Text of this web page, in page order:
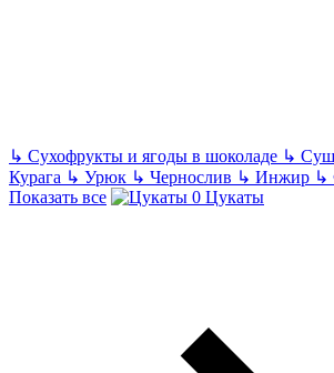
↳ Сухофрукты и ягоды в шоколаде ↳
Курага ↳ Урюк ↳ Чернослив ↳ Инжир ↳
Показать все
Цукаты